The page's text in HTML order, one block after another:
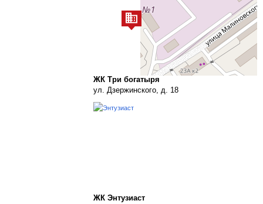
ЖК Три богатыря
ул. Дзержинского, д. 18
ЖК Энтузиаст